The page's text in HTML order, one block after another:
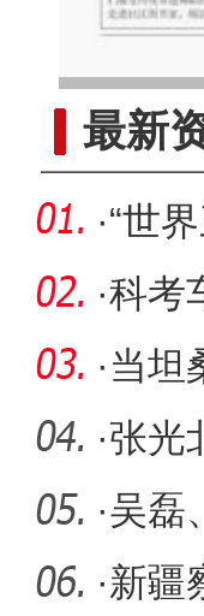
最新
·“世
营销
·科考
险
·当坦
新疆
·张光
能让
·吴磊
的亲
·新疆